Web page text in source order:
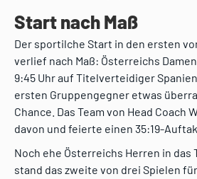
Start nach Maß
Der sportilche Start in den ersten
verlief nach Maß: Österreichs
9:45 Uhr auf Titelverteidiger
ersten Gruppengegner etwas
Chance. Das Team von Head Coach
davon und feierte einen 35:19-
Noch ehe Österreichs Herren in
stand das zweite von drei Spielen